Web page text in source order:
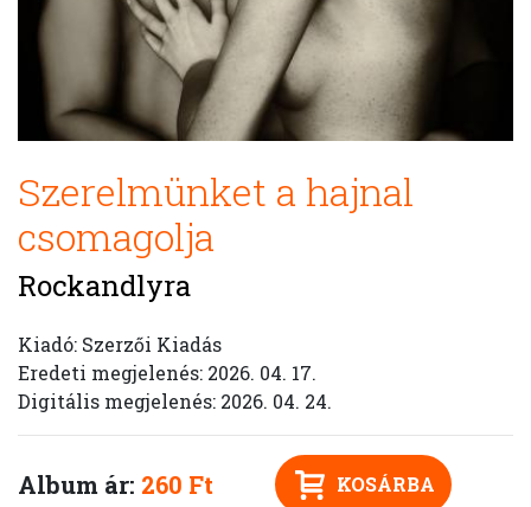
Szerelmünket a hajnal
csomagolja
Rockandlyra
Kiadó: Szerzői Kiadás
Eredeti megjelenés: 2026. 04. 17.
Digitális megjelenés: 2026. 04. 24.
Album ár: 260 Ft KOSÁRBA